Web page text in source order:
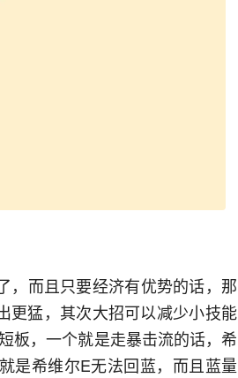
，而且只要经济有优势的话，那
更猛，其次大招可以减少小技能
板，一个就是走暴击流的话，希
是希维尔E无法回蓝，而且蓝量